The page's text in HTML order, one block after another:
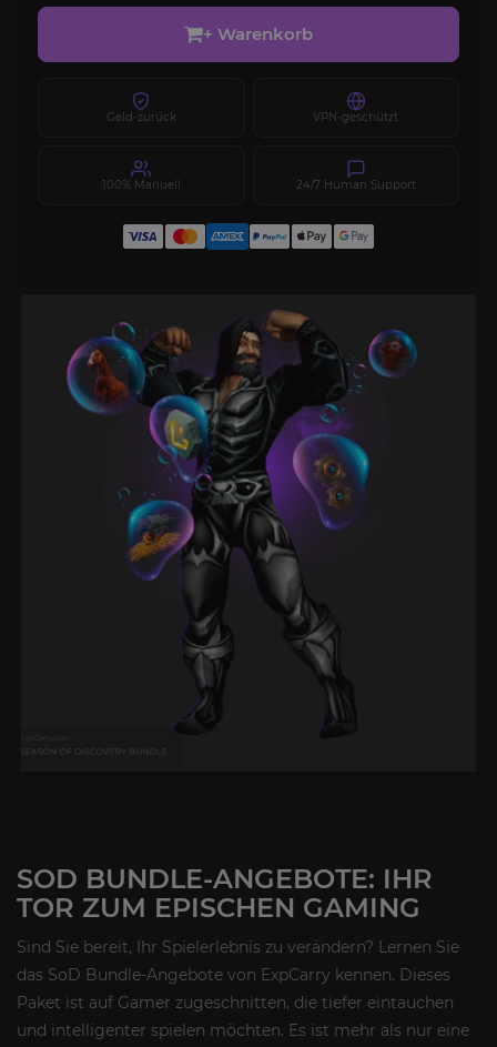
+ Warenkorb
Geld-zurück VPN-geschützt
100% Manuell 24/7 Human Support
SOD BUNDLE-ANGEBOTE: IHR
TOR ZUM EPISCHEN GAMING
Sind Sie bereit, Ihr Spielerlebnis zu verändern? Lernen Sie
das SoD Bundle-Angebote von ExpCarry kennen. Dieses
Paket ist auf Gamer zugeschnitten, die tiefer eintauchen
und intelligenter spielen möchten. Es ist mehr als nur eine